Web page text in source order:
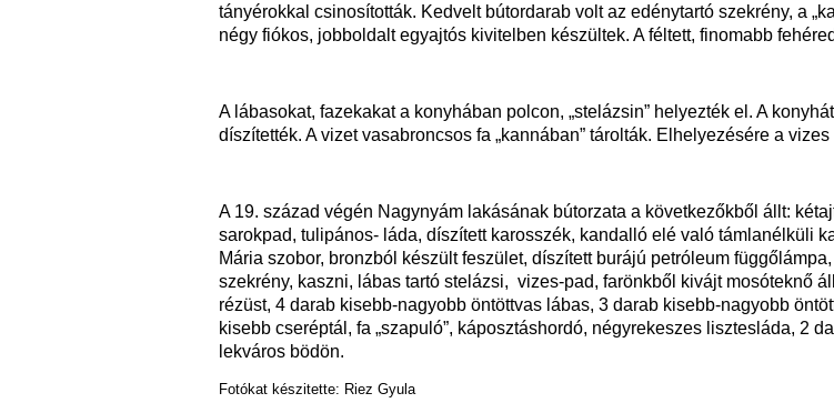
tányérokkal csinosították. Kedvelt bútordarab volt az edénytartó szekrény, a
négy fiókos, jobboldalt egyajtós kivitelben készültek. A féltett, finomabb
A lábasokat, fazekakat a konyhában polcon, „stelázsin” helyezték el. A
díszítették. A vizet vasabroncsos fa „kannában” tárolták. Elhelyezésére a
A 19. század végén Nagynyám lakásának bútorzata a következőkből állt:
sarokpad, tulipános- láda, díszített karosszék, kandalló elé való támlanélküli
Mária szobor, bronzból készült feszület, díszített burájú petróleum
szekrény, kaszni, lábas tartó stelázsi, vizes-pad, farönkből kivájt mosóteknő
rézüst, 4 darab kisebb-nagyobb öntöttvas lábas, 3 darab kisebb-nagyobb
kisebb cseréptál, fa „szapuló”, káposztáshordó, négyrekeszes lisztesláda, 2
lekváros bödön.
Fotókat készitette: Riez Gyula